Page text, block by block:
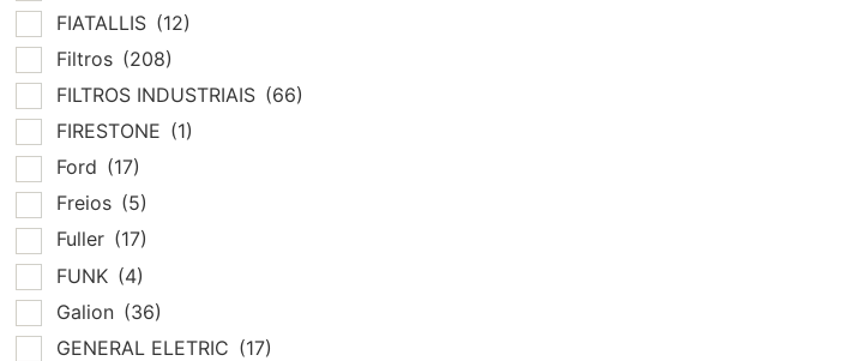
FIATALLIS (12)
Filtros (208)
FILTROS INDUSTRIAIS (66)
FIRESTONE (1)
Ford (17)
Freios (5)
Fuller (17)
FUNK (4)
Galion (36)
GENERAL ELETRIC (17)